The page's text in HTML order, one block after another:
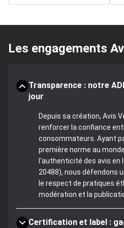
Les engagements
Transparence : notre
jour
Depuis sa création, Avis
renforcer la confiance
consommateurs. Ayant
première norme au
l'authenticité des avis en
20488), nous défendons
le respect de pratiques
modération et la
Certification et label :